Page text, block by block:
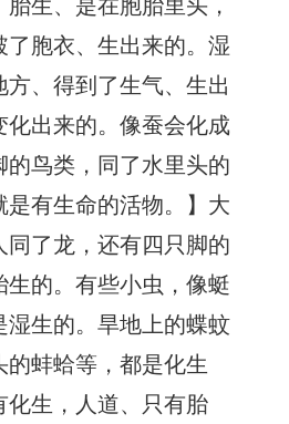
胞衣、生出来的。湿
、得到了生气、生出
出来的。像蚕会化成
鸟类，同了水里头的
有生命的活物。】大
了龙，还有四只脚的
的。有些小虫，像蜓
生的。旱地上的蝶蚊
蚌蛤等，都是化生
生，人道、只有胎